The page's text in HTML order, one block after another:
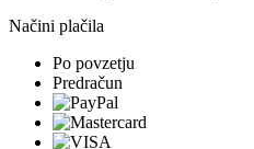
Načini plačila
Po povzetju
Predračun